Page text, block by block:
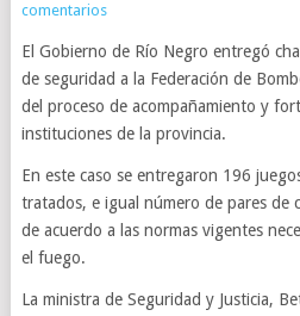
comentarios
El Gobierno de Río Negro entregó
de seguridad a la Federación de
del proceso de acompañamiento y
instituciones de la provincia.
En este caso se entregaron 196
tratados, e igual número de pares de
de acuerdo a las normas vigentes
el fuego.
La ministra de Seguridad y Justicia,